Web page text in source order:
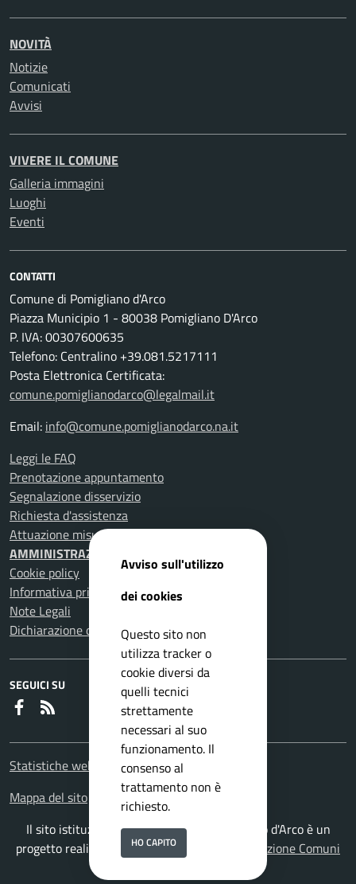
NOVITÀ
Notizie
Comunicati
Avvisi
VIVERE IL COMUNE
Galleria immagini
Luoghi
Eventi
CONTATTI
Comune di Pomigliano d'Arco
Piazza Municipio 1 - 80038 Pomigliano D'Arco
P. IVA: 00307600635
Telefono: Centralino +39.081.5217111
Posta Elettronica Certificata:
comune.pomiglianodarco@legalmail.it
Email: info@comune.pomiglianodarco.na.it
Leggi le FAQ
Prenotazione appuntamento
Segnalazione disservizio
Richiesta d'assistenza
Attuazione misure PNRR
AMMINISTRAZIONE TRASPARENTE
Cookie policy
Informativa privacy
Note Legali
Dichiarazione di accessibilità
SEGUICI SU
Faceboook
Statistiche web
Mappa del sito
Il sito istituzionale del Comune di Pomigliano d'Arco è un
progetto realizzato daISWEB S.p.A.
Soluzione Comuni
Avviso sull'utilizzo
dei cookies
Questo sito non
utilizza tracker o
cookie diversi da
quelli tecnici
strettamente
necessari al suo
funzionamento. Il
consenso al
trattamento non è
richiesto.
HO CAPITO